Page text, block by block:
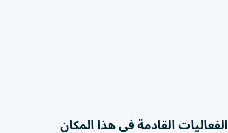
الفعاليات القادمة في هذا المكان